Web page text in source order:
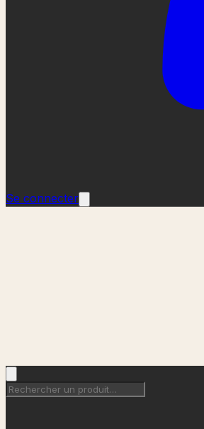
Se connecter